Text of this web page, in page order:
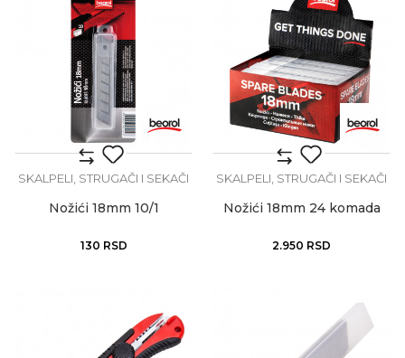
SKALPELI, STRUGAČI I SEKAČI
Nožići 18mm 10/1
130 RSD
SKALPELI, STRUGAČI I SEKAČI
Nožići 18mm 24 komada
2.950 RSD